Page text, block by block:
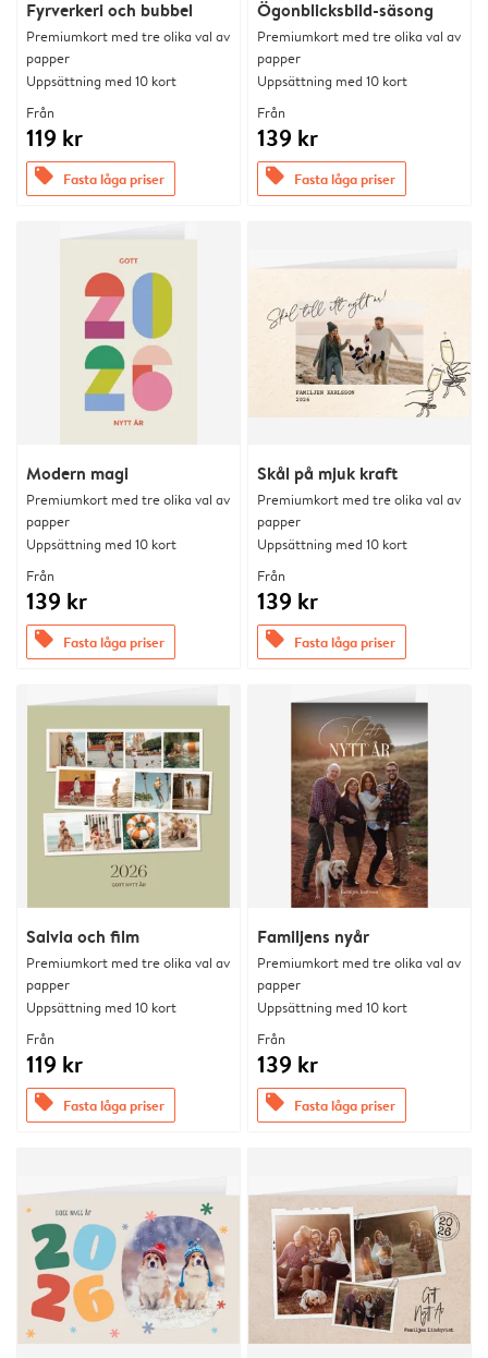
Fyrverkeri och bubbel
Premiumkort med tre olika val av
papper
Uppsättning med 10 kort
Från
119 kr
offers Fasta låga priser
Ögonblicksbild-säsong
Premiumkort med tre olika val av
papper
Uppsättning med 10 kort
Från
139 kr
offers Fasta låga priser
Modern magi
Premiumkort med tre olika val av
papper
Uppsättning med 10 kort
Från
139 kr
offers Fasta låga priser
Skål på mjuk kraft
Premiumkort med tre olika val av
papper
Uppsättning med 10 kort
Från
139 kr
offers Fasta låga priser
Salvia och film
Premiumkort med tre olika val av
papper
Uppsättning med 10 kort
Från
119 kr
offers Fasta låga priser
Familjens nyår
Premiumkort med tre olika val av
papper
Uppsättning med 10 kort
Från
139 kr
offers Fasta låga priser